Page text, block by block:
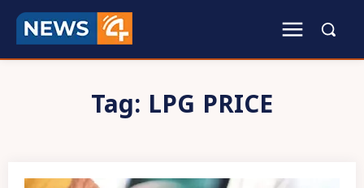
Tag: LPG PRICE